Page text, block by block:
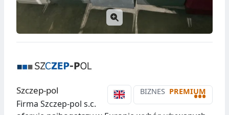
BIZNES PREMIUM
•••
Szczep-pol
Firma Szczep-pol s.c.